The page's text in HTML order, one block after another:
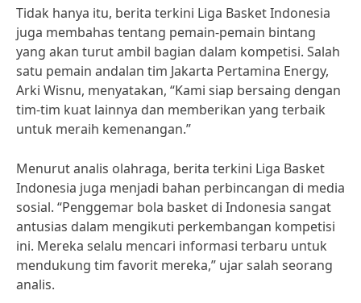
Tidak hanya itu, berita terkini Liga Basket Indonesia
juga membahas tentang pemain-pemain bintang
yang akan turut ambil bagian dalam kompetisi. Salah
satu pemain andalan tim Jakarta Pertamina Energy,
Arki Wisnu, menyatakan, “Kami siap bersaing dengan
tim-tim kuat lainnya dan memberikan yang terbaik
untuk meraih kemenangan.”
Menurut analis olahraga, berita terkini Liga Basket
Indonesia juga menjadi bahan perbincangan di media
sosial. “Penggemar bola basket di Indonesia sangat
antusias dalam mengikuti perkembangan kompetisi
ini. Mereka selalu mencari informasi terbaru untuk
mendukung tim favorit mereka,” ujar salah seorang
analis.